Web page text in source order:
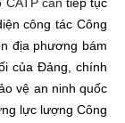
cần tiếp tục
công tác Công
địa phương bám
của Đảng, chính
vệ an ninh quốc
lực lượng Công